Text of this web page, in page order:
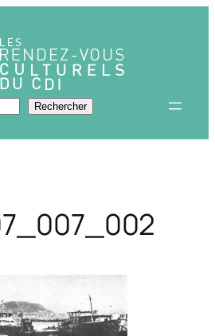
Rechercher